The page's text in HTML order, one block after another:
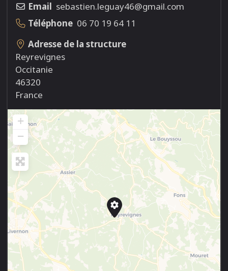
Email sebastien.leguay46@gmail.com
Téléphone 06 70 19 64 11
Adresse de la structure
Reyrevignes
Occitanie
46320
France
+
−